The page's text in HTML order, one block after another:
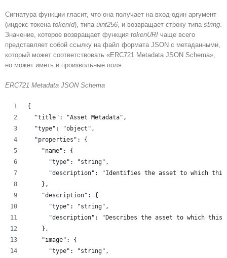
Сигнатура функции гласит, что она получает на вход один аргумент
(индекс токена tokenId), типа uint256, и возвращает строку типа string.
Значение, которое возвращает функция tokenURI чаще всего
представляет собой ссылку на файл формата JSON с метаданными,
который может соответствовать «ERC721 Metadata JSON Schema»,
но может иметь и произвольные поля.
ERC721 Metadata JSON Schema
{
  "title": "Asset Metadata",
  "type": "object",
  "properties": {
    "name": {
      "type": "string",
"description": "Identifies the asset to which
    },
    "description": {
      "type": "string",
"description": "Describes the asset to which this
    },
    "image": {
      "type": "string",